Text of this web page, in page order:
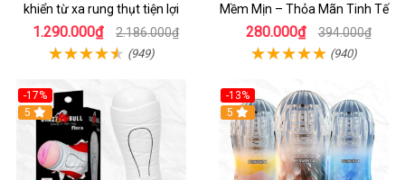
khiển từ xa rung thụt tiện lợi
1.290.000₫ 2.186.000₫
(949)
Mềm Mịn – Thỏa Mãn Tinh Tế
280.000₫ 394.000₫
(940)
-17%
5
-13%
Hot
5